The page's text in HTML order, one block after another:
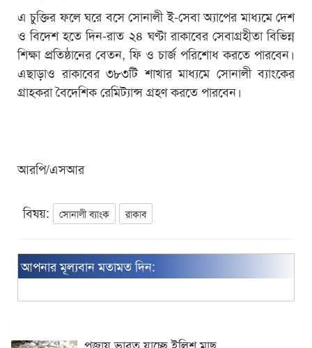
এ চুক্তির ফলে ঘরে বসে সোনালী ই-সেবা অ্যাপের মাধ্যমে দেশ
ও বিদেশ হতে দিন-রাত ২৪ ঘণ্টা রাকাবের সেবাগ্রহীতা বিভিন্ন
শিক্ষা প্রতিষ্ঠানের বেতন, ফি ও চার্জ পরিশোধ করতে পারবেন।
এছাড়াও রাকাবের ৩৮৩টি শাখার মাধ্যমে সোনালী ব্যাংকের
গ্রাহকরা বৈদেশিক রেমিট্যান্স গ্রহণ করতে পারবেন।
আরপি/এসআর
বিষয়: সোনালী ব্যাংক রাকাব
আপনার মূল্যবান মতামত দিন: